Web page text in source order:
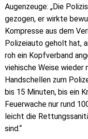
Augenzeuge: „Die
gezogen, er wirkte
Kompresse aus dem
Polizeiauto geholt hat,
roh ein Kopfverband
viehische Weise wieder
Handschellen zum
bis 15 Minuten, bis ein
Feuerwache nur rund
leicht die
sind.“